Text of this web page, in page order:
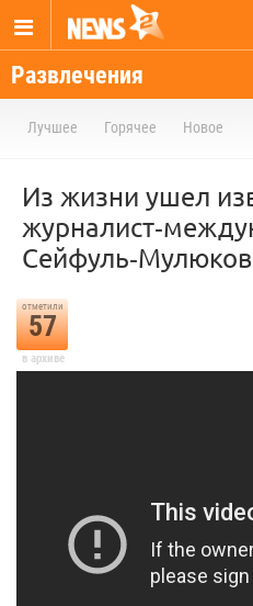
Развлечения
Лучшее Горячее Новое
Из жизни ушел
Сейфуль‑Мулюков
отметили
57
в архиве